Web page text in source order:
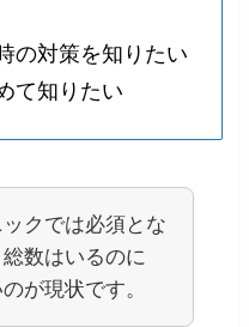
の対策を知りたい
て知りたい
クでは必須とな
数はいるのに
が現状です。